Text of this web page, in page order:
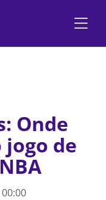
Onde
de